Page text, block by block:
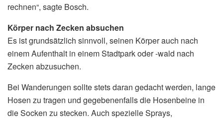
rechnen“, sagte Bosch.
Körper nach Zecken absuchen
Es ist grundsätzlich sinnvoll, seinen Körper auch nach
einem Aufenthalt in einem Stadtpark oder -wald nach
Zecken abzusuchen.
Bei Wanderungen sollte stets daran gedacht werden, lange
Hosen zu tragen und gegebenenfalls die Hosenbeine in
die Socken zu stecken. Auch spezielle Sprays,